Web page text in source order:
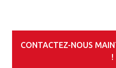
CONTACTEZ-NOUS
!